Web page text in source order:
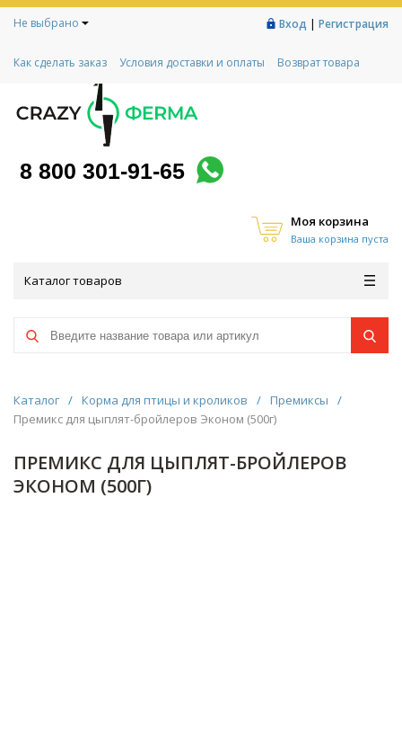
Не выбрано Вход | Регистрация
Как сделать заказ Условия доставки и оплаты
Возврат товара
Контакты
Социальный контракт
Любимая ферма
8 800 301-91-65
Моя корзина
Ваша корзина пуста
Каталог товаров
Каталог / Корма для птицы и кроликов / Премиксы
/
Премикс для цыплят-бройлеров Эконом (500г)
ПРЕМИКС ДЛЯ ЦЫПЛЯТ-БРОЙЛЕРОВ
ЭКОНОМ (500Г)